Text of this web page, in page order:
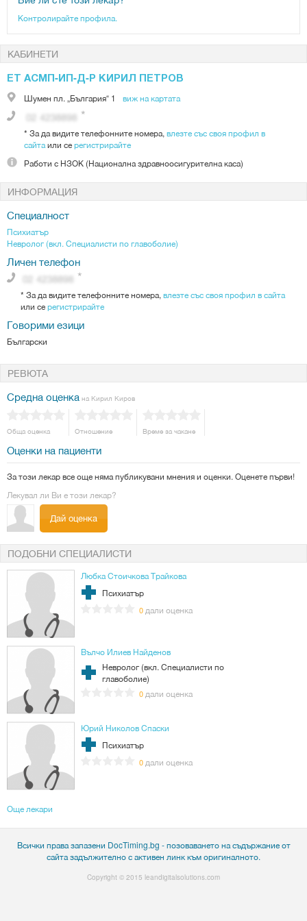
Контролирайте профила.
КАБИНЕТИ
ЕТ АСМП-ИП-Д-Р КИРИЛ ПЕТРОВ
Шумен пл. „България“ 1 виж на картата
* За да видите телефонните номера, влезте със своя профил в
сайтаили серегистрирайте
Работи с НЗОК (Национална здравноосигурителна каса)
ИНФОРМАЦИЯ
Специалност
Психиатър
Невролог (вкл. Специалисти по главоболие)
Личен телефон
* За да видите телефонните номера, влезте със своя профил в сайта
или серегистрирайте
Говорими езици
Български
РЕВЮТА
Средна оценка на Кирил Киров
Обща оценка Отношение Време за чакане
Оценки на пациенти
За този лекар все още няма публикувани мнения и оценки. Оценете първи!
Лекувал ли Ви е този лекар?
Дай оценка
ПОДОБНИ СПЕЦИАЛИСТИ
Любка Стоичкова Трайкова
Психиатър
0 дали оценка
Вълчо Илиев Найденов
Невролог (вкл. Специалисти по
главоболие)
0 дали оценка
Юрий Николов Спаски
Психиатър
0 дали оценка
Още лекари
Всички права запазени DocTiming.bg - позоваването на съдържание от
сайта задължително с активен линк към оригиналното.
Copyright © 2015 leandigitalsolutions.com